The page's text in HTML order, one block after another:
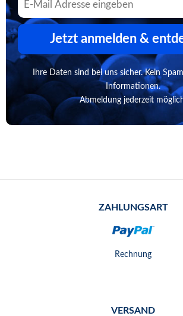
Jetzt anmelden &
Ihre Daten sind bei uns sicher. Kein
Informationen.
Abmeldung jederzeit
ZAHLUNGSART
Rechnung
VERSAND